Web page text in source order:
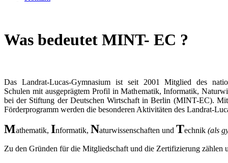
Was bedeutet MINT- EC ?
Das Landrat-Lucas-Gymnasium ist seit 2001 Mitglied des
Schulen mit ausgeprägtem Profil in Mathematik, Informatik,
bei der Stiftung der Deutschen Wirtschaft in Berlin (MINT-EC).
Förderprogramm werden die besonderen Aktivitäten des Landrat-
Mathematik, Informatik, Naturwissenschaften und Technik (als
Zu den Gründen für die Mitgliedschaft und die Zertifizierung zählen